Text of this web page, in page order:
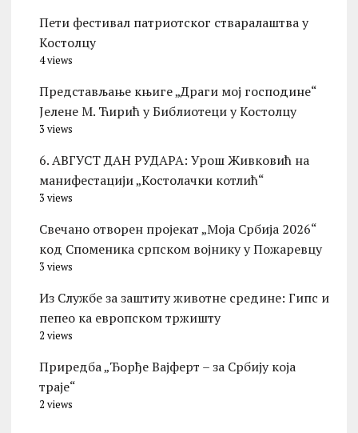
Пети фестивал патриотског стваралаштва у
Костолцу
4 views
Представљање књиге „Драги мој господине“
Јелене М. Ћирић у Библиотеци у Костолцу
3 views
6. АВГУСТ ДАН РУДАРА: Урош Живковић на
манифестацији „Костолачки котлић“
3 views
Свечано отворен пројекат „Моја Србија 2026“
код Споменика српском војнику у Пожаревцу
3 views
Из Службе за заштиту животне средине: Гипс и
пепео ка европском тржишту
2 views
Приредба „Ђорђе Вајферт – за Србију која
траје“
2 views